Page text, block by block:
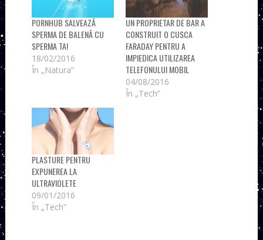
PORNHUB SALVEAZĂ
SPERMA DE BALENĂ CU
SPERMA TA!
18/02/2016
În „Natura”
UN PROPRIETAR DE BAR A
CONSTRUIT O CUSCA
FARADAY PENTRU A
IMPIEDICA UTILIZAREA
TELEFONULUI MOBIL
04/08/2016
În „Tech”
PLASTURE PENTRU
EXPUNEREA LA
ULTRAVIOLETE
09/01/2016
În „Tech”